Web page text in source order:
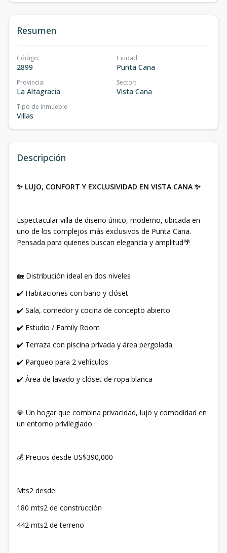
Resumen
Código:
2899
Ciudad:
Punta Cana
Provincia:
La Altagracia
Sector:
Vista Cana
Tipo de inmueble:
Villas
Descripción
✨ LUJO, CONFORT Y EXCLUSIVIDAD EN VISTA CANA ✨
Espectacular villa de diseño único, moderno, ubicada en
uno de los complejos más exclusivos de Punta Cana.
Pensada para quienes buscan elegancia y amplitud🌴
🏡 Distribución ideal en dos niveles
✔️ Habitaciones con baño y clóset
✔️ Sala, comedor y cocina de concepto abierto
✔️ Estudio / Family Room
✔️ Terraza con piscina privada y área pergolada
✔️ Parqueo para 2 vehículos
✔️ Área de lavado y clóset de ropa blanca
💎 Un hogar que combina privacidad, lujo y comodidad en
un entorno privilegiado.
💰 Precios desde US$390,000
Mts2 desde:
180 mts2 de construcción
442 mts2 de terreno